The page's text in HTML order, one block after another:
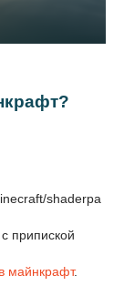
shaderpa
припиской
майнкрафт.